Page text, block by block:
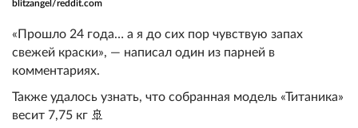
blitzangel/reddit.com
«Прошло 24 года… а я до сих пор чувствую запах
свежей краски», — написал один из парней в
комментариях.
Также удалось узнать, что собранная модель «Титаника»
весит 7,75 кг 🚢